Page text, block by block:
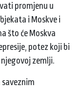
promjenu u
i Moskve i
što će Moskva
potez koji bi
zemlji.